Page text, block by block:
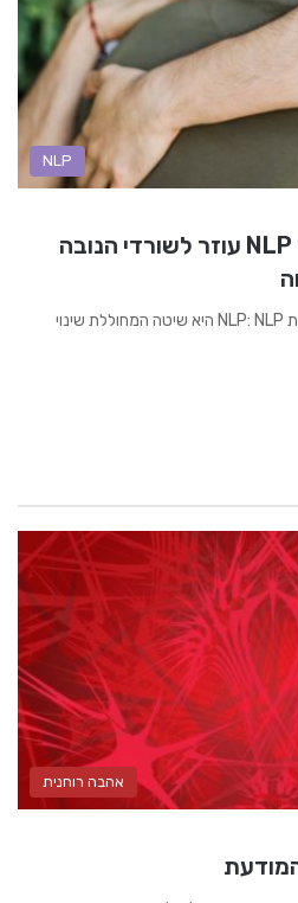
NLP
מטראומה לתקווה: איך NLP עוזר לשורדי הנובה
היתרון הגדול בתהליך לשינוי בשיטת NLP: NLP היא שיטה המחוללת שינוי
אהבה רוחנית